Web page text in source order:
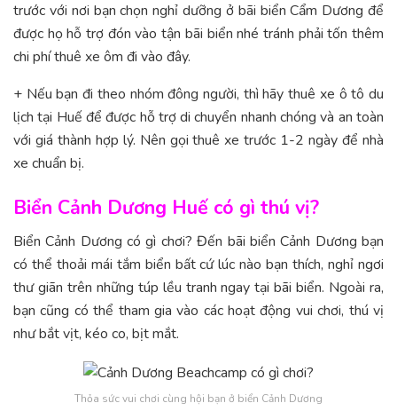
trước với nơi bạn chọn nghỉ dưỡng ở bãi biển Cẩm Dương để
được họ hỗ trợ đón vào tận bãi biển nhé tránh phải tốn thêm
chi phí thuê xe ôm đi vào đây.
+ Nếu bạn đi theo nhóm đông người, thì hãy thuê xe ô tô du
lịch tại Huế để được hỗ trợ di chuyển nhanh chóng và an toàn
với giá thành hợp lý. Nên gọi thuê xe trước 1-2 ngày để nhà
xe chuẩn bị.
Biển Cảnh Dương Huế có gì thú vị?
Biển Cảnh Dương có gì chơi? Đến bãi biển Cảnh Dương bạn
có thể thoải mái tắm biển bất cứ lúc nào bạn thích, nghỉ ngơi
thư giãn trên những túp lều tranh ngay tại bãi biển. Ngoài ra,
bạn cũng có thể tham gia vào các hoạt động vui chơi, thú vị
như bắt vịt, kéo co, bịt mắt.
Thỏa sức vui chơi cùng hội bạn ở biển Cảnh Dương